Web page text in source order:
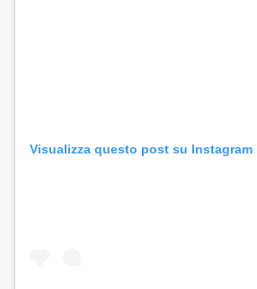
Visualizza questo post su Instagram